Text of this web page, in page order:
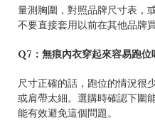
量測胸圍，對照品牌尺寸表，
不要直接套用以前在其他品牌買
Q7：無痕內衣穿起來容易跑位
尺寸正確的話，跑位的情況很
或肩帶太細。選購時確認下圍
能有效避免這個問題。